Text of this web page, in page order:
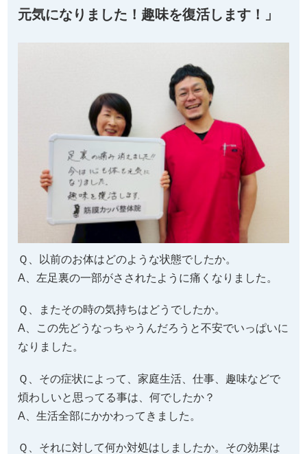
元気になりました！趣味を復活します！」
Ｑ、以前のお体はどのような状態でしたか。
A、左足裏の一部がさされたように痛くなりました。
Ｑ、またその時の気持ちはどうでしたか。
A、この先どうなっちゃうんだろうと不安でいっぱいに
なりました。
Ｑ、その症状によって、家庭生活、仕事、趣味などで
煩わしいと思ってる事は、何でしたか？
A、生活全部にかかわってきました。
Ｑ、それに対して何か対処はしましたか。その効果は